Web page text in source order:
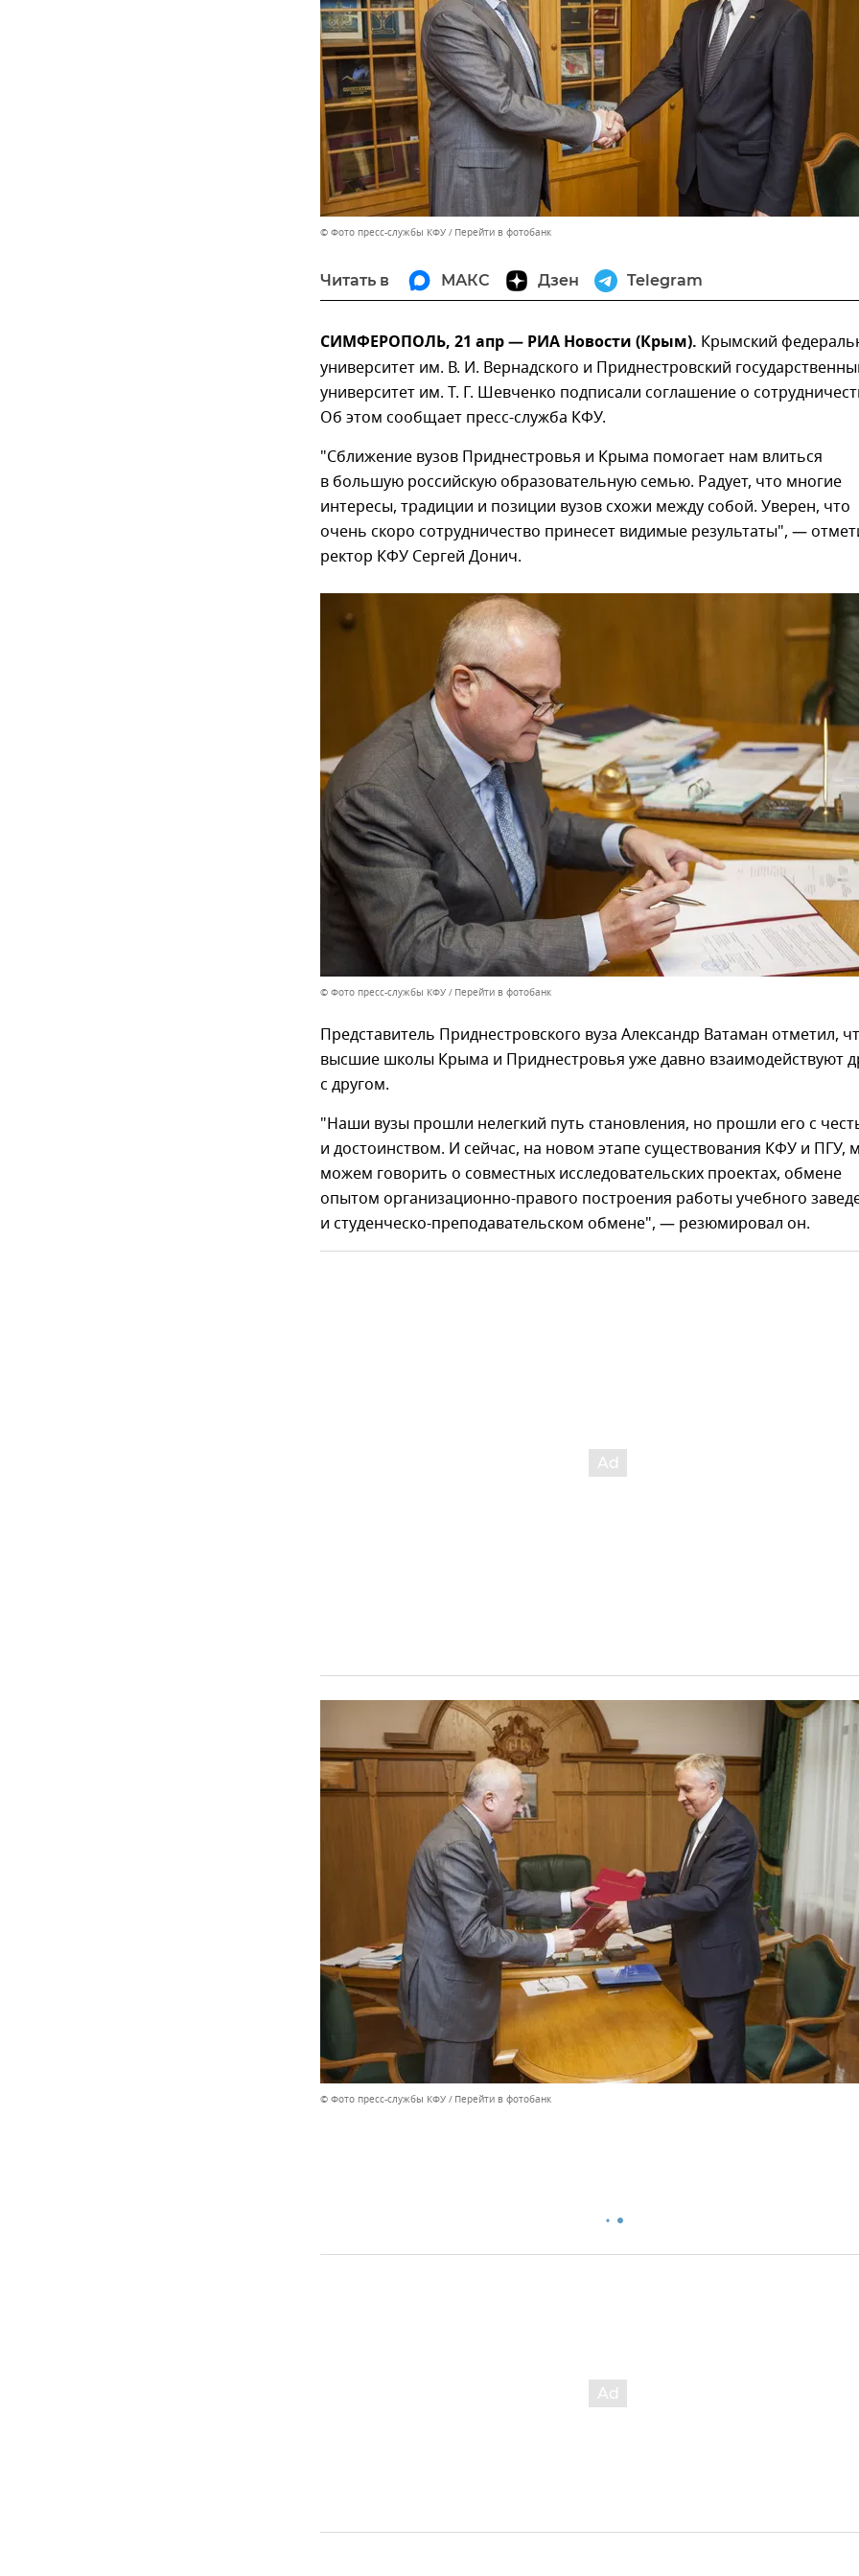
© Фото пресс-службы КФУ Перейти в фотобанк
Читать в МАКС Дзен Telegram
СИМФЕРОПОЛЬ, 21 апр — РИА Новости (Крым). Крымский
университет им. В. И. Вернадского и Приднестровский
университет им. Т. Г. Шевченко подписали соглашение о
Об этом сообщает пресс-служба КФУ.
"Сближение вузов Приднестровья и Крыма помогает нам влиться
в большую российскую образовательную семью. Радует, что многие
интересы, традиции и позиции вузов схожи между собой. Уверен, что
очень скоро сотрудничество принесет видимые результаты", —
ректор КФУ Сергей Донич.
© Фото пресс-службы КФУ Перейти в фотобанк
Представитель Приднестровского вуза Александр Ватаман отметил,
высшие школы Крыма и Приднестровья уже давно взаимодействуют
с другом.
"Наши вузы прошли нелегкий путь становления, но прошли его с
и достоинством. И сейчас, на новом этапе существования КФУ и ПГУ,
можем говорить о совместных исследовательских проектах, обмене
опытом организационно-правого построения работы учебного
и студенческо-преподавательском обмене", — резюмировал он.
© Фото пресс-службы КФУ Перейти в фотобанк